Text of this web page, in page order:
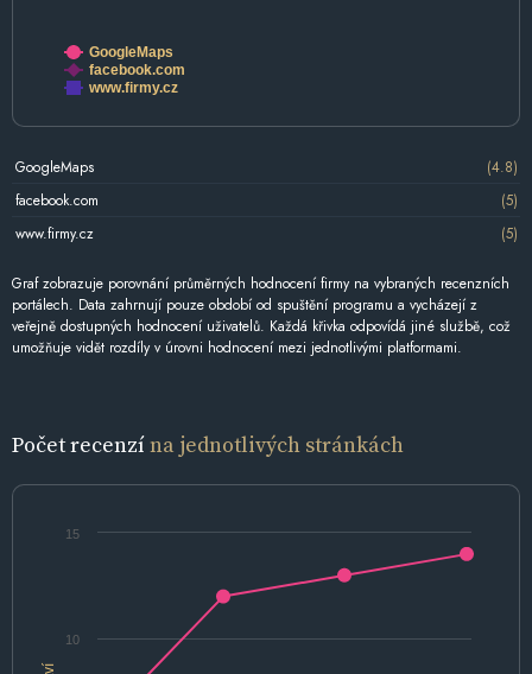
GoogleMaps
facebook.com
www.firmy.cz
GoogleMaps
(4.8)
facebook.com
(5)
www.firmy.cz
(5)
Graf zobrazuje porovnání průměrných hodnocení firmy na vybraných recenzních
portálech. Data zahrnují pouze období od spuštění programu a vycházejí z
veřejně dostupných hodnocení uživatelů. Každá křivka odpovídá jiné službě, což
umožňuje vidět rozdíly v úrovni hodnocení mezi jednotlivými platformami.
Počet recenzína jednotlivých stránkách
10
15